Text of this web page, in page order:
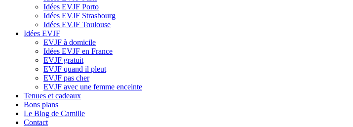
Idées EVJF Porto
Idées EVJF Strasbourg
Idées EVJF Toulouse
Idées EVJF
EVJF à domicile
Idées EVJF en France
EVJF gratuit
EVJF quand il pleut
EVJF pas cher
EVJF avec une femme enceinte
Tenues et cadeaux
Bons plans
Le Blog de Camille
Contact